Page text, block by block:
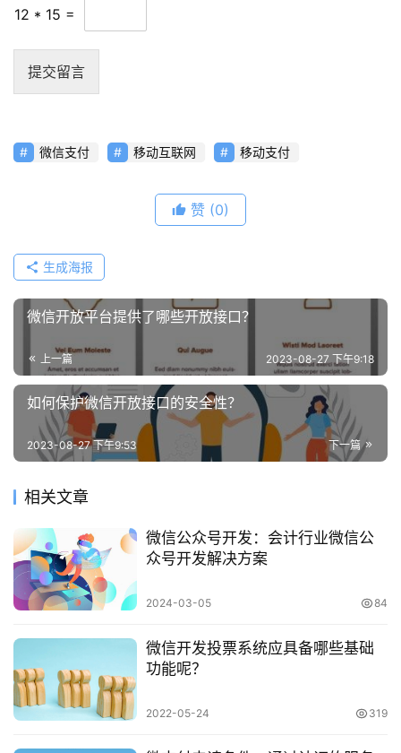
频
资
讯
络
12 * 15 =
提交留言
微信支付 移动互联网 移动支付
赞 (0)
生成海报
微信开放平台提供了哪些开放接口？
上一篇 2023-08-27 下午9:18
如何保护微信开放接口的安全性？
下一篇
2023-08-27 下午9:53
相关文章
微信公众号开发：会计行业微信公
众号开发解决方案
2024-03-05 84
微信开发投票系统应具备哪些基础
功能呢？
2022-05-24 319